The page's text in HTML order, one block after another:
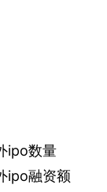
ipo数量
ipo融资额